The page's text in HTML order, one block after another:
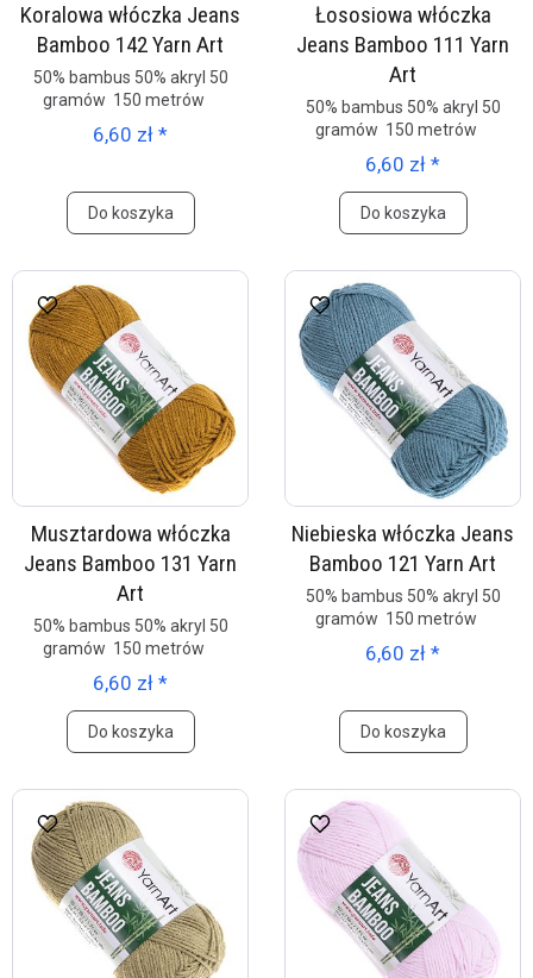
Koralowa włóczka Jeans
Bamboo 142 Yarn Art
50% bambus 50% akryl 50
gramów 150 metrów
6,60 zł *
Do koszyka
Łososiowa włóczka
Jeans Bamboo 111 Yarn
Art
50% bambus 50% akryl 50
gramów 150 metrów
6,60 zł *
Do koszyka
Musztardowa włóczka
Jeans Bamboo 131 Yarn
Art
50% bambus 50% akryl 50
gramów 150 metrów
6,60 zł *
Do koszyka
Niebieska włóczka Jeans
Bamboo 121 Yarn Art
50% bambus 50% akryl 50
gramów 150 metrów
6,60 zł *
Do koszyka